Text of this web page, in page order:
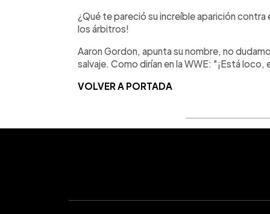
¿Qué te pareció su increíble aparición contra
los árbitros!
Aaron Gordon, apunta su nombre, no
salvaje. Como dirían en la WWE: "¡Está
VOLVER A PORTADA